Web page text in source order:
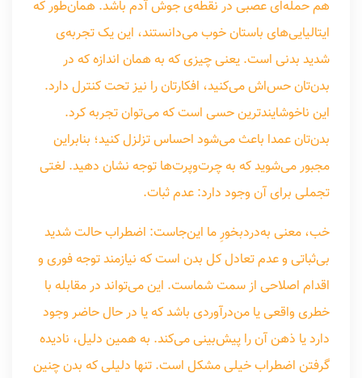
هم حمله‌ای عصبی در نقطه‌ی جوش آدم باشد. همان‌طور که
ایتالیایی‌های باستان خوب می‌دانستند، این یک تجربه‌ی
شدید بدنی است. یعنی چیزی که به همان اندازه که در
بدن‌تان حس‌اش می‌کنید، افکارتان را نیز تحت کنترل دارد.
این ناخوشایندترین حسی است که می‌توان تجربه کرد.
بدن‌تان عمدا باعث می‌شود احساس تزلزل کنید؛ بنابراین
مجبور می‌شوید که به چرت‌وپرت‌ها توجه نشان دهید. لغتی
تجملی برای آن وجود دارد: عدم ثبات.
خب، معنی به‌دردبخورِ ما این‌جاست: اضطراب حالت شدید
بی‌ثباتی و عدم تعادل کل بدن است که نیازمند توجه فوری و
اقدام اصلاحی از سمت شماست. این می‌تواند در مقابله با
خطری واقعی یا من‌درآوردی باشد که یا در حال حاضر وجود
دارد یا ذهن آن را پیش‌بینی می‌کند. به همین دلیل، نادیده
گرفتن اضطراب خیلی مشکل است. تنها دلیلی که بدن چنین